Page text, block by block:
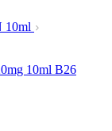
10ml
10ml B26